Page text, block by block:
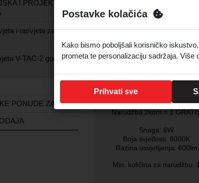
I PROJEKTNA
i rasvjeta za
V-TAC-2 godine
PONUDE ZA VAS
Snaga
6W
LED plastična solarna
6W 6000K ,IP65,crna
Narudžba 1kom = 19,98€
Narudžba 2kom = 1
Snaga: 6W
Boja svjetlosti: 6000K
Razina osvjetljenja: 800lm
Min. količina za narudžbu: 1
Postavke kolačića
Kako bismo poboljšali korisničko
prometa te personalizaciju sadržaja. Više
Prihvati sve